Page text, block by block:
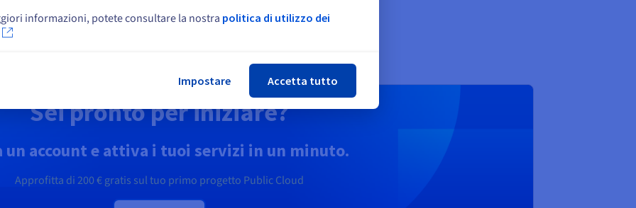
Quantum as a Service
Scopri Soluzioni Identity,
Security & Operations
Sei pronto per iniziare?
un account e attiva i tuoi servizi in un minuto.
Approfitta di 200 €gratis sul tuo primo progetto Public Cloud
informazioni, potete consultare la nostra politica di utilizzo dei
Impostare Accetta tutto